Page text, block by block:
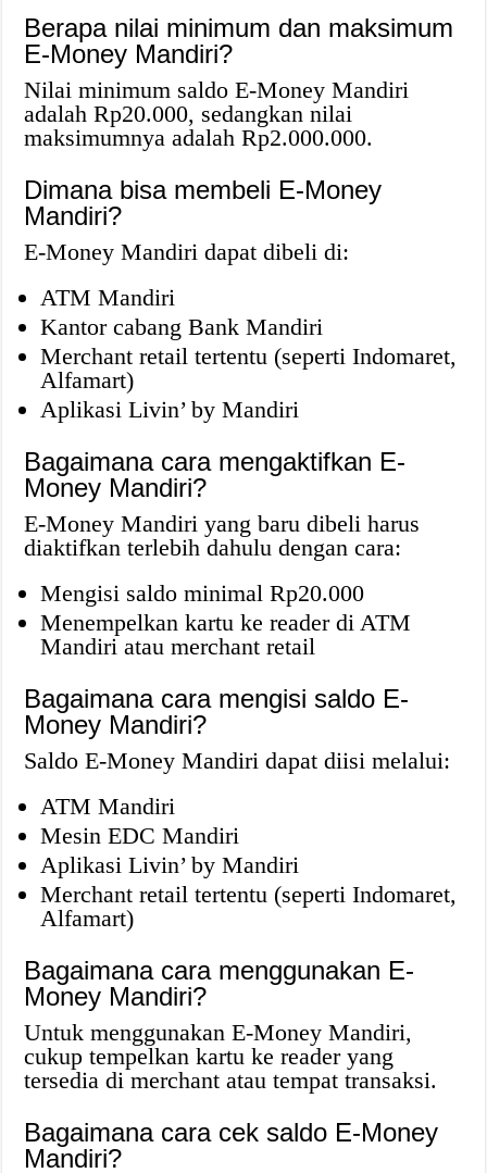
Berapa nilai minimum dan maksimum
E-Money Mandiri?
Nilai minimum saldo E-Money Mandiri
adalah Rp20.000, sedangkan nilai
maksimumnya adalah Rp2.000.000.
Dimana bisa membeli E-Money
Mandiri?
E-Money Mandiri dapat dibeli di:
ATM Mandiri
Kantor cabang Bank Mandiri
Merchant retail tertentu (seperti Indomaret,
Alfamart)
Aplikasi Livin’ by Mandiri
Bagaimana cara mengaktifkan E-
Money Mandiri?
E-Money Mandiri yang baru dibeli harus
diaktifkan terlebih dahulu dengan cara:
Mengisi saldo minimal Rp20.000
Menempelkan kartu ke reader di ATM
Mandiri atau merchant retail
Bagaimana cara mengisi saldo E-
Money Mandiri?
Saldo E-Money Mandiri dapat diisi melalui:
ATM Mandiri
Mesin EDC Mandiri
Aplikasi Livin’ by Mandiri
Merchant retail tertentu (seperti Indomaret,
Alfamart)
Bagaimana cara menggunakan E-
Money Mandiri?
Untuk menggunakan E-Money Mandiri,
cukup tempelkan kartu ke reader yang
tersedia di merchant atau tempat transaksi.
Bagaimana cara cek saldo E-Money
Mandiri?